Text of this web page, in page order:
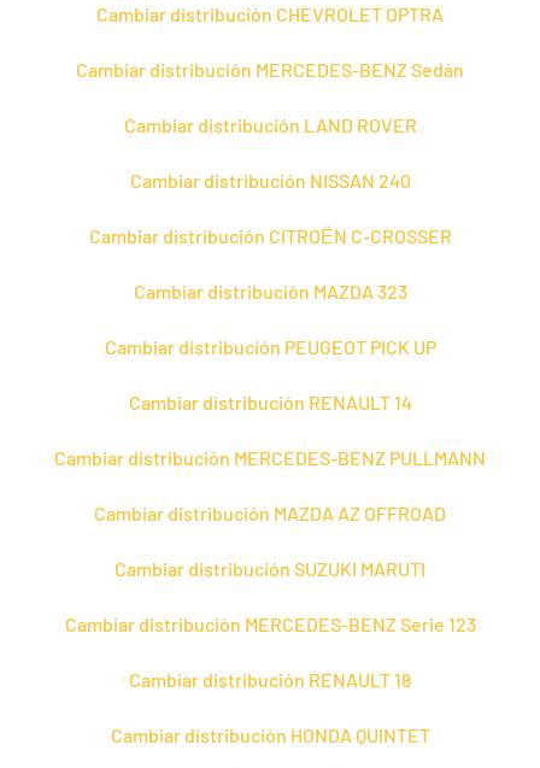
Cambiar distribución CHEVROLET OPTRA
Cambiar distribución MERCEDES-BENZ Sedán
Cambiar distribución LAND ROVER
Cambiar distribución NISSAN 240
Cambiar distribución CITROЁN C-CROSSER
Cambiar distribución MAZDA 323
Cambiar distribución PEUGEOT PICK UP
Cambiar distribución RENAULT 14
Cambiar distribución MERCEDES-BENZ PULLMANN
Cambiar distribución MAZDA AZ OFFROAD
Cambiar distribución SUZUKI MARUTI
Cambiar distribución MERCEDES-BENZ Serie 123
Cambiar distribución RENAULT 18
Cambiar distribución HONDA QUINTET